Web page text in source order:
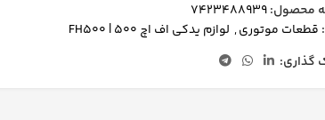
محصول:7423488939
قطعات موتوری, لوازم یدکی اف اچ 500 | FH500
گذاری: